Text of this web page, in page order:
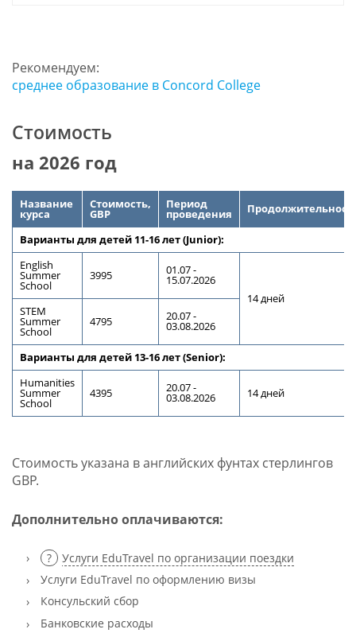
Рекомендуем:
среднее образование в Concord College
Стоимость
на 2026 год
Название
курса
Стоимость,
GBP
Период
проведения
Варианты для детей 11-16лет (Junior):
English
Summer
School
3995 01.07 -
15.07.2026
14дней
STEM
Summer
School
4795 20.07 -
03.08.2026
Варианты для детей 13-16лет (Senior):
Humanities
Summer
School
4395 20.07 -
03.08.2026 14дней
Стоимость указана в английских фунтах стерлингов
GBP.
Дополнительно оплачиваются:
Услуги EduTravel по организации поездки
Услуги EduTravel по оформлению визы
Консульский сбор
Банковские расходы